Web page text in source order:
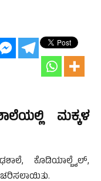
ಮಕ್ಕಳ
ಕೊಡಿಯಾಲ್ಬೈಲ್,